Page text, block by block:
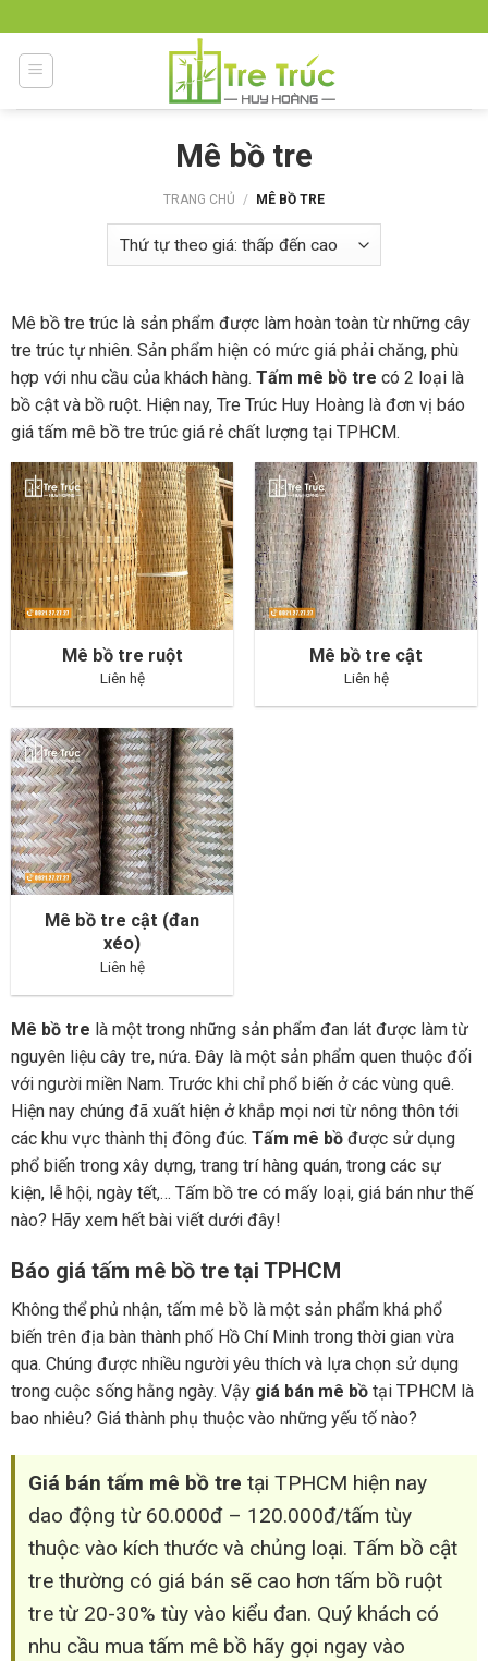
to
content
Mê bồ tre
TRANG CHỦ / MÊ BỒ TRE
Mê bồ tre trúc là sản phẩm được làm hoàn toàn từ những cây
tre trúc tự nhiên. Sản phẩm hiện có mức giá phải chăng, phù
hợp với nhu cầu của khách hàng. Tấm mê bồ tre có 2 loại là
bồ cật và bồ ruột. Hiện nay, Tre Trúc Huy Hoàng là đơn vị báo
giá tấm mê bồ tre trúc giá rẻ chất lượng tại TPHCM.
Mê bồ tre ruột
Liên hệ
Mê bồ tre cật
Liên hệ
Mê bồ tre cật (đan
xéo)
Liên hệ
Mê bồ tre là một trong những sản phẩm đan lát được làm từ
nguyên liệu cây tre, nứa. Đây là một sản phẩm quen thuộc đối
với người miền Nam. Trước khi chỉ phổ biến ở các vùng quê.
Hiện nay chúng đã xuất hiện ở khắp mọi nơi từ nông thôn tới
các khu vực thành thị đông đúc. Tấm mê bồ được sử dụng
phổ biến trong xây dựng, trang trí hàng quán, trong các sự
kiện, lễ hội, ngày tết,… Tấm bồ tre có mấy loại, giá bán như thế
nào? Hãy xem hết bài viết dưới đây!
Báo giá tấm mê bồ tre tại TPHCM
Không thể phủ nhận, tấm mê bồ là một sản phẩm khá phổ
biến trên địa bàn thành phố Hồ Chí Minh trong thời gian vừa
qua. Chúng được nhiều người yêu thích và lựa chọn sử dụng
trong cuộc sống hằng ngày. Vậy giá bán mê bồ tại TPHCM là
bao nhiêu? Giá thành phụ thuộc vào những yếu tố nào?
Giá bán tấm mê bồ tre tại TPHCM hiện nay
dao động từ 60.000đ – 120.000đ/tấm tùy
thuộc vào kích thước và chủng loại. Tấm bồ cật
tre thường có giá bán sẽ cao hơn tấm bồ ruột
tre từ 20-30% tùy vào kiểu đan. Quý khách có
nhu cầu mua tấm mê bồ hãy gọi ngay vào